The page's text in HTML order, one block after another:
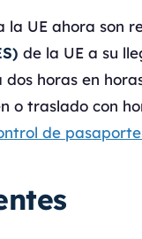
UE ahora son
de la UE a su
horas en
o traslado con
de